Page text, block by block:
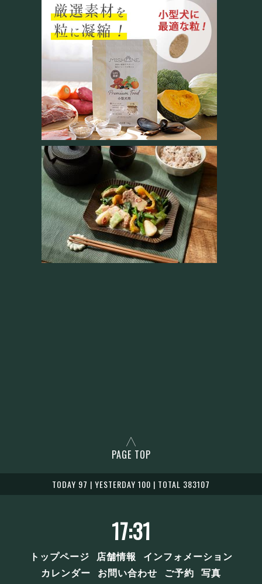
PAGE TOP
TODAY 97 | YESTERDAY 100 | TOTAL 383107
17:31
トップページ 店舗情報
インフォメーション
カレンダー お問い合わせ ご予約 写真